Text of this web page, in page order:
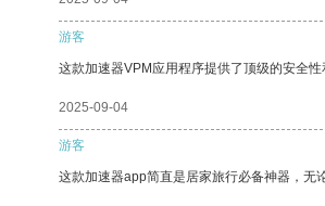
游客
这款加速器VPM应用程序提供了顶级的安全性
2025-09-04
游客
这款加速器app简直是居家旅行必备神器，无